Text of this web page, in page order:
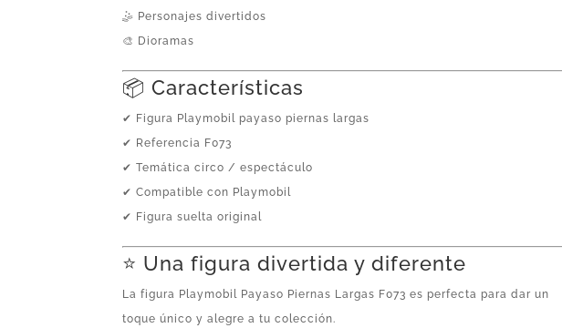
🤹 Personajes divertidos
🎨 Dioramas
📦 Características
✔ Figura Playmobil payaso piernas largas
✔ Referencia F073
✔ Temática circo / espectáculo
✔ Compatible con Playmobil
✔ Figura suelta original
⭐ Una figura divertida y diferente
La figura Playmobil Payaso Piernas Largas F073 es perfecta para dar un
toque único y alegre a tu colección.